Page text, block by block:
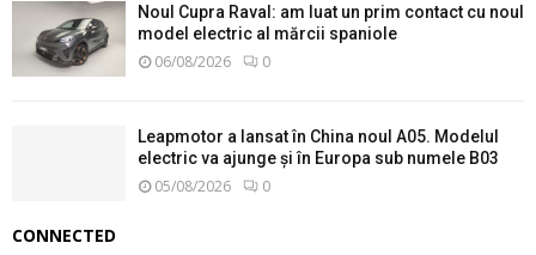
Noul Cupra Raval: am luat un prim contact cu noul
model electric al mărcii spaniole
06/08/2026 0
Leapmotor a lansat în China noul A05. Modelul
electric va ajunge și în Europa sub numele B03
05/08/2026 0
CONNECTED